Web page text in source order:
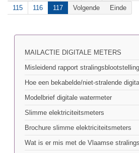
115
116 117 Volgende Einde
MAILACTIE DIGITALE METERS
Misleidend rapport
Hoe een bekabelde/niet-stralende
Modelbrief digitale watermeter
Slimme elektriciteitsmeters
Brochure slimme elektriciteitsmeters
Wat is er mis met de Vlaamse